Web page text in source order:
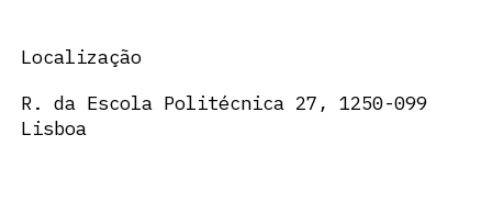
Localização
R. da Escola Politécnica 27, 1250-099
Lisboa